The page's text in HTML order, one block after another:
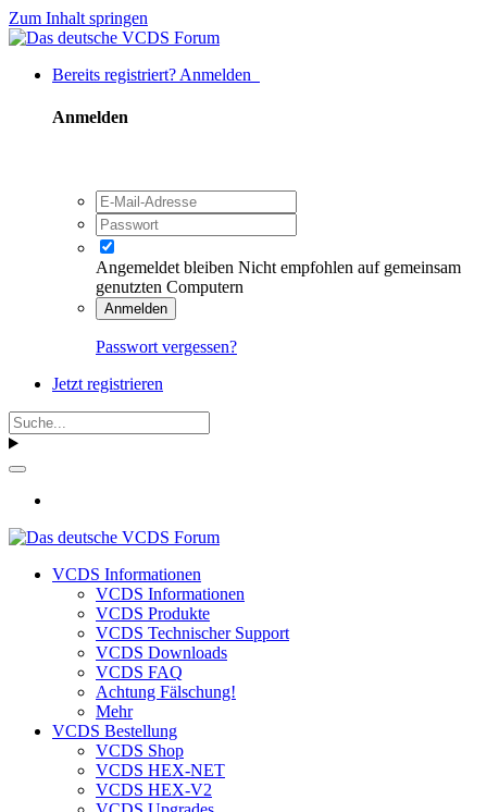
Zum Inhalt springen
Bereits registriert? Anmelden
Anmelden
Angemeldet bleiben Nicht empfohlen auf gemeinsam
genutzten Computern
Anmelden
Passwort vergessen?
Jetzt registrieren
VCDS Informationen
VCDS Informationen
VCDS Produkte
VCDS Technischer Support
VCDS Downloads
VCDS FAQ
Achtung Fälschung!
Mehr
VCDS Bestellung
VCDS Shop
VCDS HEX-NET
VCDS HEX-V2